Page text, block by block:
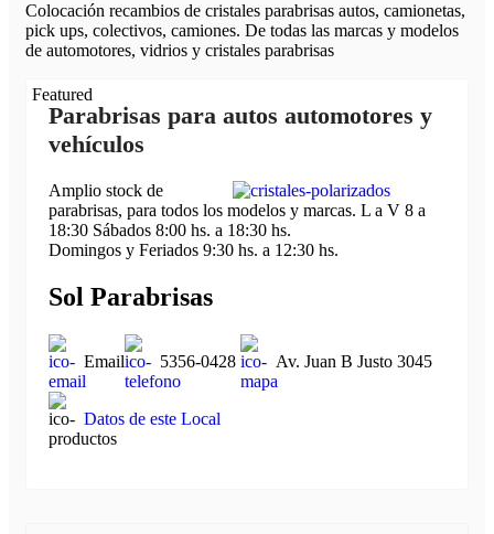
Colocación recambios de cristales parabrisas autos, camionetas,
pick ups, colectivos, camiones. De todas las marcas y modelos
de automotores, vidrios y cristales parabrisas
Featured
Parabrisas para autos automotores y
vehículos
Amplio stock de
parabrisas, para todos los modelos y marcas. L a V 8 a
18:30 Sábados 8:00 hs. a 18:30 hs.
Domingos y Feriados 9:30 hs. a 12:30 hs.
Sol Parabrisas
Email 5356-0428 Av. Juan B Justo 3045
Datos de este Local